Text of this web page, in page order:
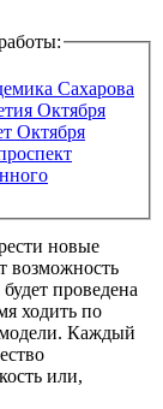
Сахарова
Октября
Октября
новые
возможность
проведена
ходить по
Каждый
или,